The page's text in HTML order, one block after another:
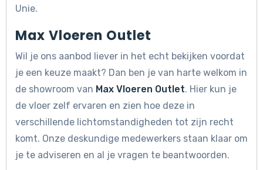
Unie.
Max Vloeren Outlet
Wil je ons aanbod liever in het echt bekijken voordat
je een keuze maakt? Dan ben je van harte welkom in
de showroom van Max Vloeren Outlet. Hier kun je
de vloer zelf ervaren en zien hoe deze in
verschillende lichtomstandigheden tot zijn recht
komt. Onze deskundige medewerkers staan klaar om
je te adviseren en al je vragen te beantwoorden.